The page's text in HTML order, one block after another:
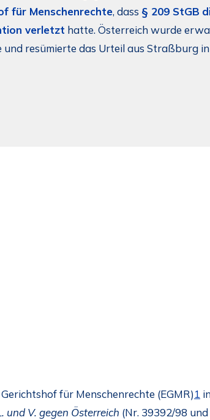
für Menschenrechte, dass § 209 StGB
verletzt hatte. Österreich wurde
resümierte das Urteil aus Straßburg
für Menschenrechte (EGMR)1
und V. gegen Österreich (Nr. 39392/98